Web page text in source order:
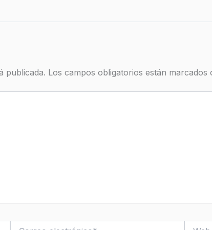
publicada. Los campos obligatorios están marcados